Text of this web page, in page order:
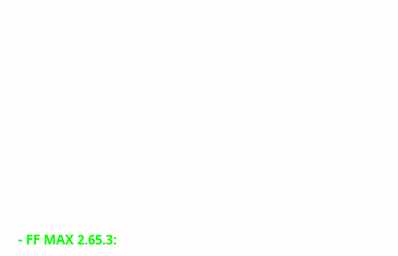
- FF MAX 2.65.3: